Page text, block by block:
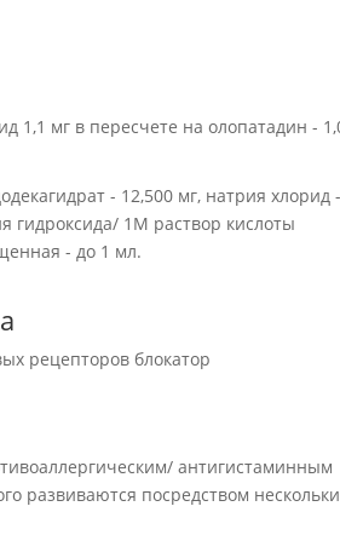
1,1 мг в пересчете на олопатадин -
- 12,500 мг, натрия хлорид
гидроксида/ 1M раствор кислоты
- до 1 мл.
рецепторов блокатор
антигистаминным
развиваются посредством